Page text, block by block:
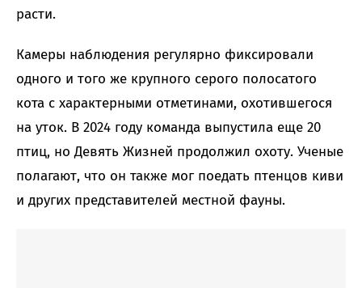
расти.
Камеры наблюдения регулярно фиксировали
одного и того же крупного серого полосатого
кота с характерными отметинами, охотившегося
на уток. В 2024 году команда выпустила еще 20
птиц, но Девять Жизней продолжил охоту. Ученые
полагают, что он также мог поедать птенцов киви
и других представителей местной фауны.